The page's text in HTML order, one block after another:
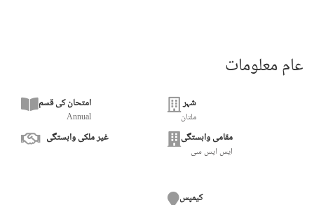
عام معلومات
شہر
ملتان
امتحان کی قسم
Annual
مقامی وابستگی
ایس ایس سی
غیر ملکی وابستگی
کیمپس